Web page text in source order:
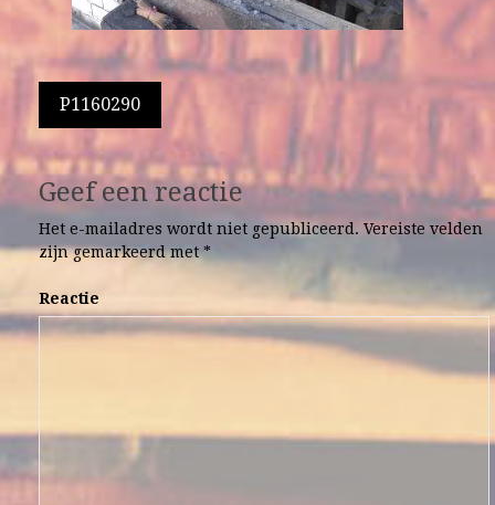
Berichtnavigatie
P1160290
Geef een reactie
Het e-mailadres wordt niet gepubliceerd. Vereiste velden
zijn gemarkeerd met*
Reactie